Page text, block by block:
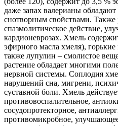
даже запах валерианы
снотворным свойствами. Также
спазмолитическое действие,
кардионеврозах. Хмель
эфирного масла хмеля),
также лупулин – смолистое
растение обладает многими
нервной системы. Соплодия
нарушений сна, мигрени,
суставной боли. Хмель
противовоспалительное,
сосудопротекторное,
противомикробное,